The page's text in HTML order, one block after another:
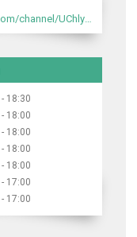
https://www.youtube.com/channel/UChlyrHV155UsxbND9N3hYJA
18:30
18:00
18:00
18:00
18:00
17:00
17:00